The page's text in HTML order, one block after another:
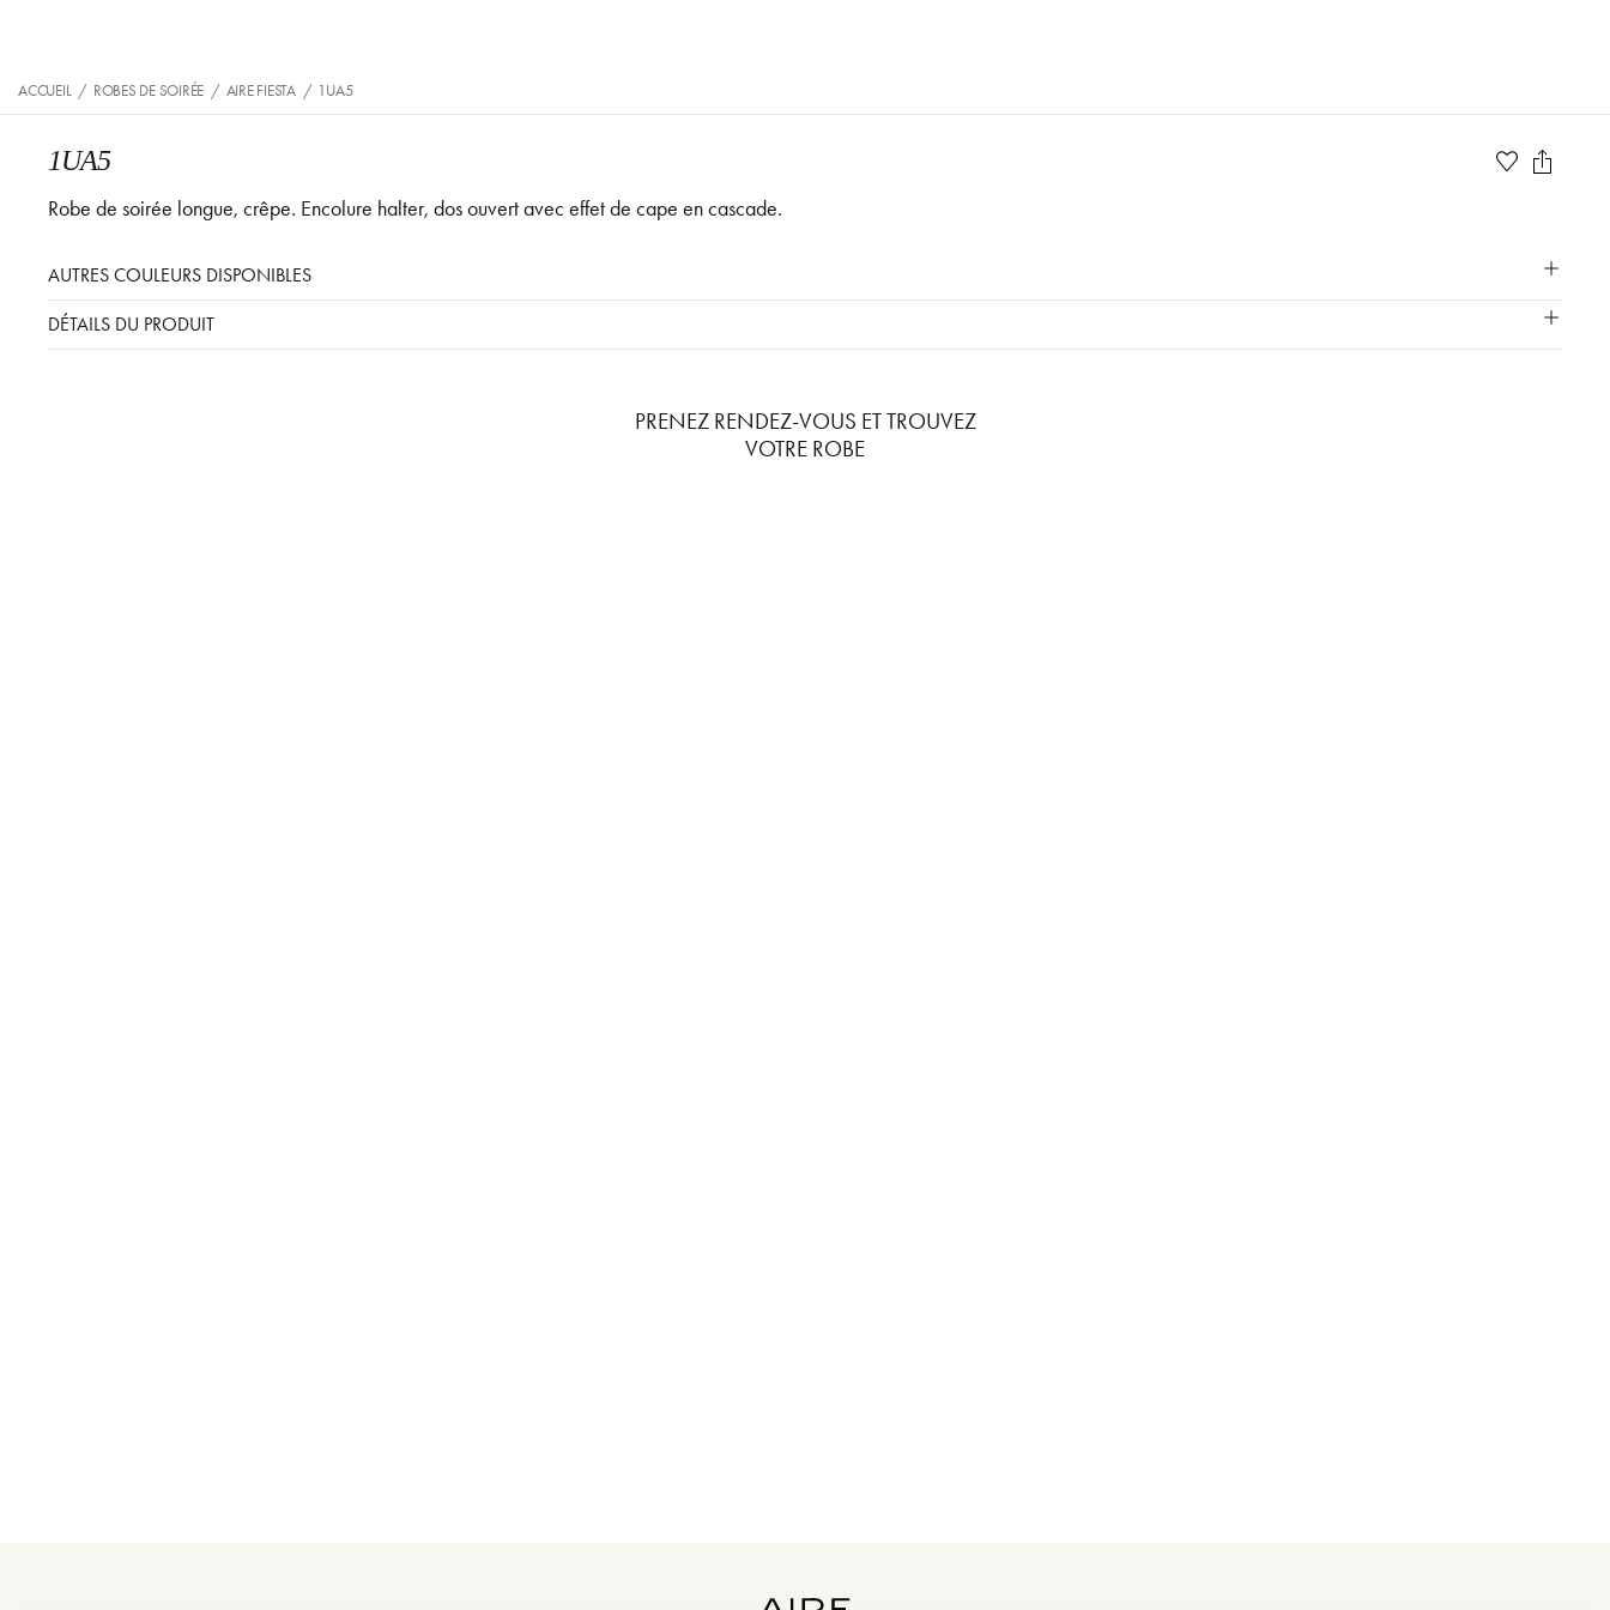
ACCUEIL / ROBES DE SOIRÉE / AIRE FIESTA / 1UA5
1UA5
Robe de soirée longue, crêpe. Encolure halter, dos ouvert avec effet de cape en cascade.
AUTRES COULEURS DISPONIBLES
DÉTAILS DU PRODUIT
PRENEZ RENDEZ-VOUS ET TROUVEZ
VOTRE ROBE